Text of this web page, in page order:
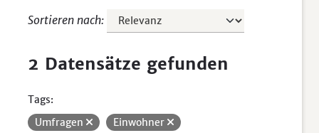
Sortieren nach
2 Datensätze gefunden
Tags:
Umfragen
Einwohner